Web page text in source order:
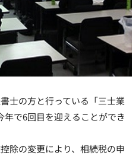
士の方と行っている「三士業
で6回目を迎えることができ
除の変更により、相続税の申